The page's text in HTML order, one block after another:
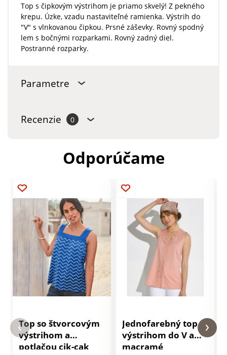
Top s čipkovým výstrihom je priamo skvelý! Z pekného
krepu. Úzke, vzadu nastaviteľné ramienka. Výstrih do
"V" s vlnkovanou čipkou. Prsné záševky. Rovný spodný
lem s bočnými rozparkami. Rovný zadný diel.
Postranné rozparky.
Parametre
Recenzie 0
Odporúčame
Top so štvorcovým
výstrihom a
potlačou cik-cak
Jednofarebný top s
výstrihom do V a
macramé